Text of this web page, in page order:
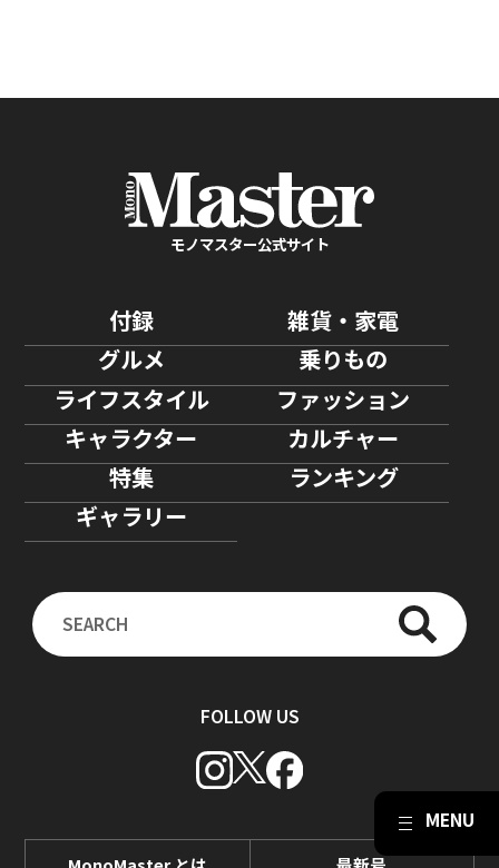
モノマスター公式サイト
付録
雑貨・家電
グルメ
乗りもの
ライフスタイル
ファッション
キャラクター
カルチャー
特集
ランキング
ギャラリー
FOLLOW US